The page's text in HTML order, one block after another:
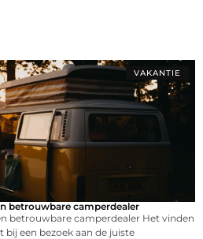
VAKANTIE
betrouwbare camperdealer
betrouwbare camperdealer Het vinden
een bezoek aan de juiste